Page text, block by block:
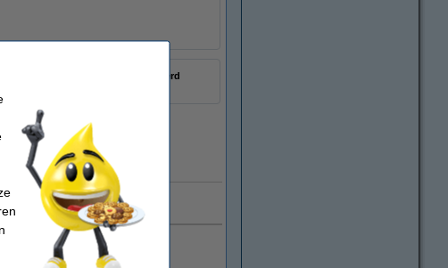
mat gelamineerd
Direct leverbaar
123inkt.be aan
transparant en wit op zwart)